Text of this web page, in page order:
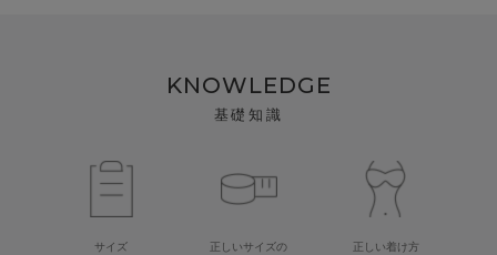
KNOWLEDGE
基礎知識
サイズ
正しいサイズの
正しい着け方